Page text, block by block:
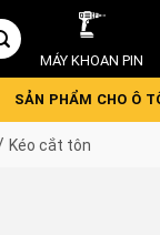
MÁY KHOAN PIN
SẢN PHẨM CHO Ô
Kéo cắt tôn